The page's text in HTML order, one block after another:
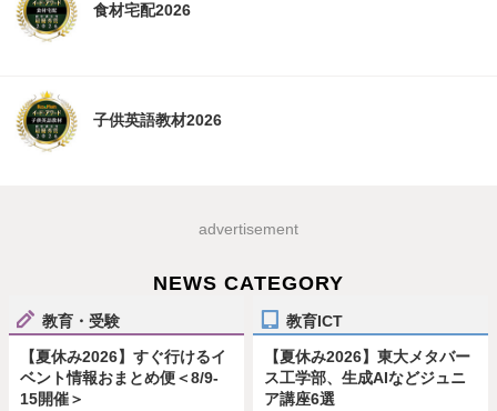
食材宅配2026
子供英語教材2026
advertisement
NEWS CATEGORY
教育・受験
【夏休み2026】すぐ行けるイ
ベント情報おまとめ便＜8/9-
15開催＞
教育ICT
【夏休み2026】東大メタバー
ス工学部、生成AIなどジュニ
ア講座6選